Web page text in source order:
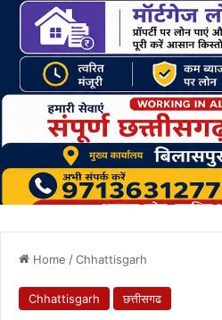
Home /Chhattisgarh
Chhattisgarh छत्तीसगढ